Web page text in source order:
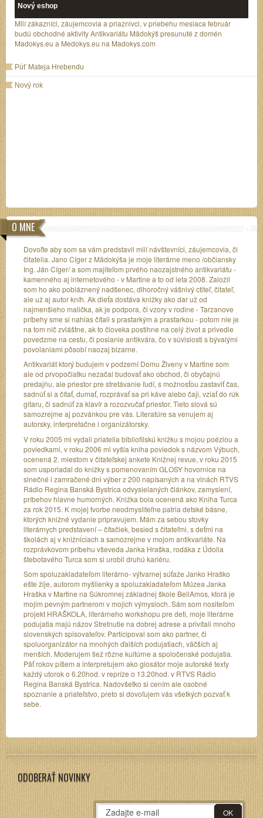
Nový eshop
Milí zákazníci, záujemcovia a priaznivci, v priebehu mesiaca február
budú obchodné aktivity Antikvariátu Mädokýš presunuté z domén
Madokys.eu a Medokys.eu na Madokys.com
Púť Mateja Hrebendu
Nový rok
O MNE
Dovoľte aby som sa vám predstavil milí návštevníci, záujemcovia, či
čitatelia. Jano Cíger z Mädokýša je moje literárne meno /občiansky
Ing. Ján Cíger/ a som majiteľom prvého naozajstného antikvariátu -
kamenného aj internetového - v Martine a to od leta 2008. Založil
som ho ako pobláznený nadšenec, dlhoročný vášnivý ctiteľ, čitateľ,
ale už aj autor kníh. Ak dieťa dostáva knižky ako dar už od
najmenšieho malička, ak je podpora, či vzory v rodine - Tarzanove
príbehy sme si nahlas čítali s prastarkým a prastarkou - potom nie je
na tom nič zvláštne, ak to človeka postihne na celý život a privedie
povedzme na cestu, či poslanie antikvára, čo v súvislosti s bývalými
povolaniami pôsobí naozaj bizarne.
Antikvariát ktorý budujem v podzemí Domu Živeny v Martine som
ale od prvopočiatku nezačal budovať ako obchod, či obyčajnú
predajňu, ale priestor pre stretávanie ľudí, s možnosťou zastaviť čas,
sadnúť si a čítať, dumať, rozprávať sa pri káve alebo čaji, vziať do rúk
gitaru, či sadnúť za klavír a rozozvučať priestor. Tieto slová sú
samozrejme aj pozvánkou pre vás. Literatúre sa venujem aj
autorsky, interpretačne i organizátorsky.
V roku 2005 mi vydali priatelia bibliofilskú knižku s mojou poéziou a
poviedkami, v roku 2006 mi vyšla kniha poviedok s názvom Výbuch,
ocenená 2. miestom v čitateľskej ankete Knižnej revue, v roku 2015
som usporiadal do knižky s pomenovaním GLOSY hovornice na
slnečné i zamračené dni výber z 200 napísaných a na vlnách RTVS
Rádio Regina Banská Bystrica odvysielaných článkov, zamyslení,
príbehov hlavne humorných. Knižka bola ocenená ako Kniha Turca
za rok 2015. K mojej tvorbe neodmysliteľne patria detské básne,
ktorých knižné vydanie pripravujem. Mám za sebou stovky
literárnych predstavení – čítačiek, besied s čitateľmi, s deťmi na
školách aj v knižniciach a samozrejme v mojom antikvariáte. Na
rozprávkovom príbehu vševeda Janka Hraška, rodáka z Údolia
štebotavého Turca som si urobil druhú kariéru.
Som spoluzakladateľom literárno- výtvarnej súťaže Janko Hraško
ešte žije, autorom myšlienky a spoluzakladateľom Múzea Janka
Hraška v Martine na Súkromnej základnej škole BellAmos, ktorá je
mojim pevným partnerom v mojich výmysloch. Sám som nositeľom
projekt HRAŠKOLA, literárneho workshopu pre deti, moje literárne
podujatia majú názov Stretnutie na dobrej adrese a privítali mnoho
slovenských spisovateľov. Participoval som ako partner, či
spoluorganizátor na mnohých ďalších podujatiach, väčších aj
menších. Moderujem tiež rôzne kultúrne a spoločenské podujatia.
Päť rokov píšem a interpretujem ako glosátor moje autorské texty
každý utorok o 6.20hod. v repríze o 13.20hod. v RTVS Rádio
Regina Banská Bystrica. Nadovšetko si cením ale osobné
spoznanie a priateľstvo, preto si dovoľujem vás všetkých pozvať k
sebe.
ODOBERAŤ NOVINKY